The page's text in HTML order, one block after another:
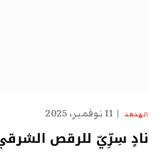
الهدهد 11 نوفمبر، 2025
نادٍ سِرِّيّ للرقص